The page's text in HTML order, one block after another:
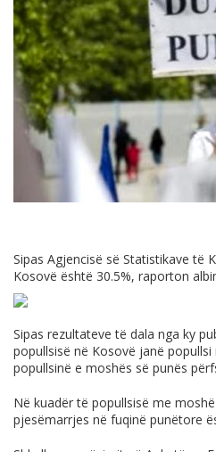
Sipas Agjencisë së Statistikave të
Kosovë është 30.5%, raporton
Sipas rezultateve të dala nga ky
popullsisë në Kosovë janë
popullsinë e moshës së punës
Në kuadër të popullsisë me
pjesëmarrjes në fuqinë punëtore